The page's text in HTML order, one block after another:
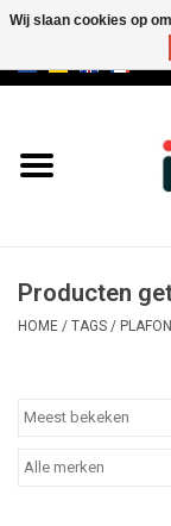
Merken
Producten
HOME / TAGS /
Wij slaan cookies op